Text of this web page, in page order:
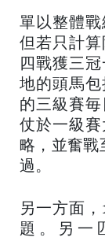
單以整體戰
但若只計
四戰獲三
地的頭馬
的三級賽
仗於一級
略，並奮戰
過。
另一方面
題。另一